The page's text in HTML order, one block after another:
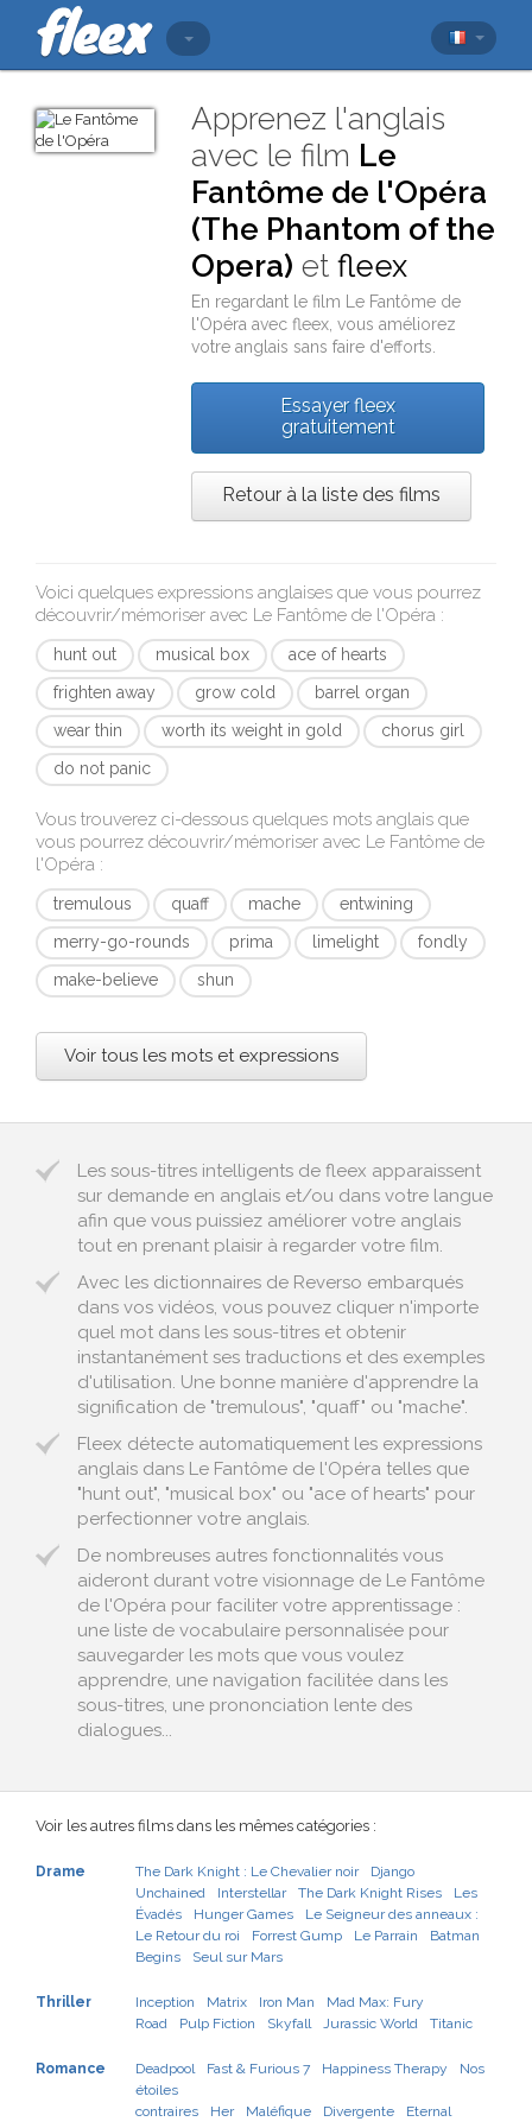
Apprenez l'anglais
avec le film Le
Fantôme de l'Opéra
(The Phantom of the
Opera) etfleex
En regardant le film
Le Fantôme de
l'Opéra avecfleex , vous améliorez
votre anglais sans faire d'efforts.
Essayer fleex
gratuitement
Retour à la liste des films
Voici quelques expressions anglaises que vous pourrez
découvrir/mémoriser avec Le Fantôme de l'Opéra :
hunt out musical box
ace of hearts
frighten away
grow cold
barrel organ
wear thin
worth its weight in gold
chorus girl
do not panic
Vous trouverez ci-dessous quelques mots anglais que
vous pourrez découvrir/mémoriser avec Le Fantôme de
l'Opéra :
tremulous quaff mache
entwining
merry-go-rounds
prima limelight
fondly
make-believe
shun
Voir tous les mots et expressions
Les sous-titres intelligents de fleex apparaissent
sur demande en anglais et/ou dans votre langue
afin que vous puissiez améliorer votre anglais
tout en prenant plaisir à regarder votre film.
Avec les dictionnaires de Reverso embarqués
dans vos vidéos, vous pouvez cliquer n'importe
quel mot dans les sous-titres et obtenir
instantanément ses traductions et des exemples
d'utilisation. Une bonne manière d'apprendre la
signification de "tremulous", "quaff" ou "mache".
Fleex détecte automatiquement les expressions
anglais dans Le Fantôme de l'Opéra telles que
"hunt out", "musical box" ou "ace of hearts" pour
perfectionner votre anglais.
De nombreuses autres fonctionnalités vous
aideront durant votre visionnage de Le Fantôme
de l'Opéra pour faciliter votre apprentissage :
une liste de vocabulaire personnalisée pour
sauvegarder les mots que vous voulez
apprendre, une navigation facilitée dans les
sous-titres, une prononciation lente des
dialogues...
Voir les autres films dans les mêmes catégories :
Drame The Dark Knight : Le Chevalier noir
Django
Unchained
Interstellar The Dark Knight Rises
Les
Évadés
Hunger Games
Le Seigneur des anneaux :
Le Retour du roi
Forrest Gump Le Parrain
Batman
Begins
Seul sur Mars
Thriller Inception Matrix Iron Man
Mad Max: Fury
Road
Pulp Fiction Skyfall Jurassic World Titanic
Romance Deadpool Fast & Furious 7 Happiness Therapy
Nos
étoiles
contraires
Her Maléfique Divergente
Eternal